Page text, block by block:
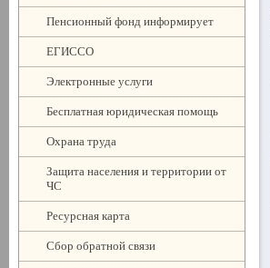
Пенсионный фонд информирует
ЕГИССО
Электронные услуги
Бесплатная юридическая помощь
Охрана труда
Защита населения и территории от
ЧС
Ресурсная карта
Сбор обратной связи